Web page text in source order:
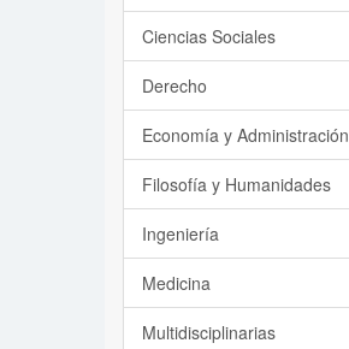
Ciencias Sociales
Derecho
Economía y Administración
Filosofía y Humanidades
Ingeniería
Medicina
Multidisciplinarias